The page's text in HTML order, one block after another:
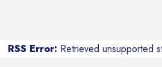
RSS Error: Retrieved unsupported